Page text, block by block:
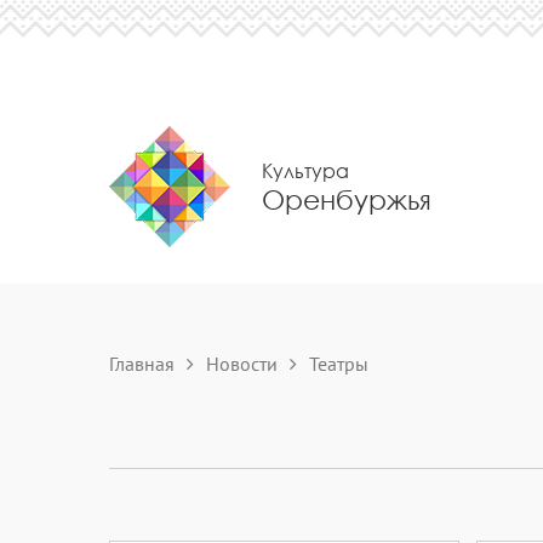
Культура
Оренбуржья
Главная Новости Театры